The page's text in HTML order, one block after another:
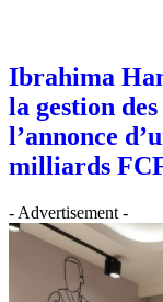
Ibrahima
la gestion
l’annonce
milliards
- Advertisement -